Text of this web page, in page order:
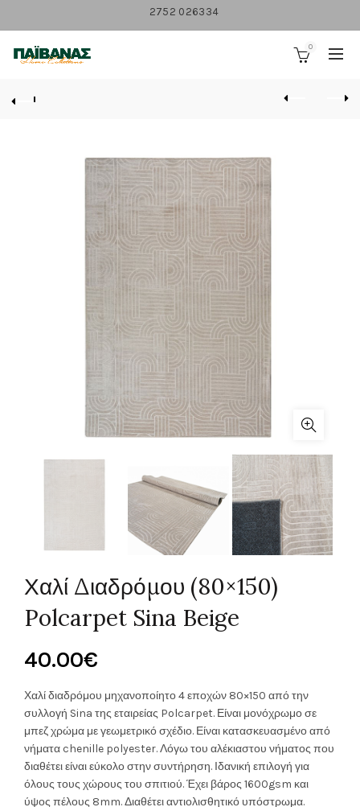
2752 026334
0
Χαλί Διαδρόμου (80×150)
Polcarpet Sina Beige
40.00€
Χαλί διαδρόμου μηχανοποίητο 4 εποχών 80×150 από την
συλλογή Sina της εταιρείας Polcarpet. Είναι μονόχρωμο σε
μπεζ χρώμα με γεωμετρικό σχέδιο. Είναι κατασκευασμένο από
νήματα chenille polyester. Λόγω του αλέκιαστου νήματος που
διαθέτει είναι εύκολο στην συντήρηση. Ιδανική επιλογή για
όλους τους χώρους του σπιτιού. Έχει βάρος 1600gsm και
ύψος πέλους 8mm. Διαθέτει αντιολισθητικό υπόστρωμα.